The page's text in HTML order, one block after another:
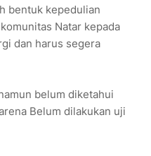
bentuk kepedulian
Natar kepada
dan harus segera
belum diketahui
Belum dilakukan uji